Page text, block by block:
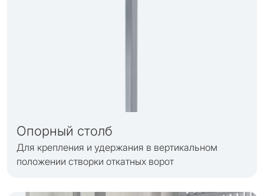
Опорный столб
Для крепления и удержания в вертикальном
положении створки откатных ворот